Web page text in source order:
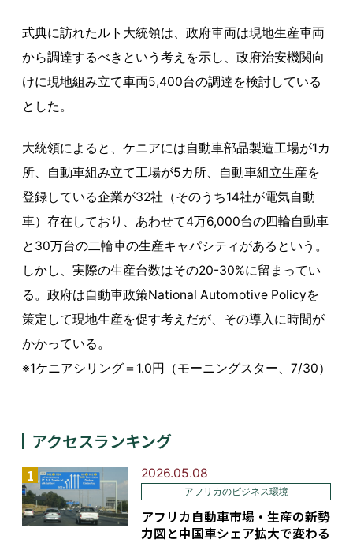
式典に訪れたルト大統領は、政府車両は現地生産車両
から調達するべきという考えを示し、政府治安機関向
けに現地組み立て車両5,400台の調達を検討している
とした。
大統領によると、ケニアには自動車部品製造工場が1カ
所、自動車組み立て工場が5カ所、自動車組立生産を
登録している企業が32社（そのうち14社が電気自動
車）存在しており、あわせて4万6,000台の四輪自動車
と30万台の二輪車の生産キャパシティがあるという。
しかし、実際の生産台数はその20-30%に留まってい
る。政府は自動車政策National Automotive Policyを
策定して現地生産を促す考えだが、その導入に時間が
かかっている。
※1ケニアシリング＝1.0円（モーニングスター、7/30）
アクセスランキング
2026.05.08
アフリカのビジネス環境
アフリカ自動車市場・生産の新勢
力図と中国車シェア拡大で変わる